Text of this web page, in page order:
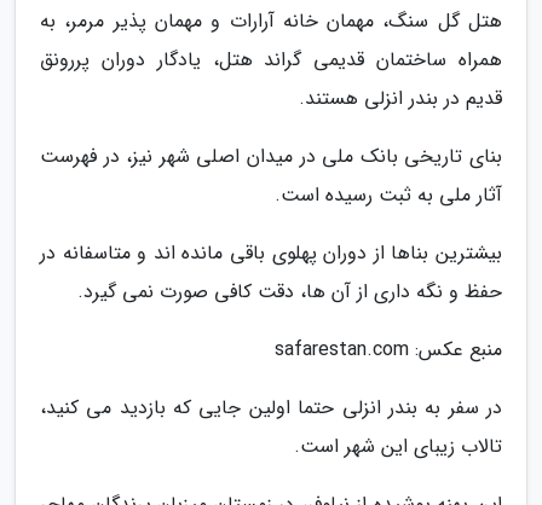
هتل گل سنگ، مهمان خانه آرارات و مهمان پذیر مرمر، به
همراه ساختمان قدیمی گراند هتل، یادگار دوران پررونق
قدیم در بندر انزلی هستند.
بنای تاریخی بانک ملی در میدان اصلی شهر نیز، در فهرست
آثار ملی به ثبت رسیده است.
بیشترین بناها از دوران پهلوی باقی مانده اند و متاسفانه در
حفظ و نگه داری از آن ها، دقت کافی صورت نمی گیرد.
منبع عکس: safarestan.com
در سفر به بندر انزلی حتما اولین جایی که بازدید می کنید،
تالاب زیبای این شهر است.